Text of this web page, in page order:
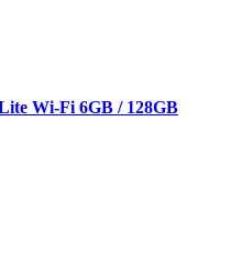
Wi-Fi 6GB / 128GB